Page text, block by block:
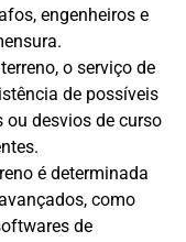
engenheiros e
o serviço de
de possíveis
ou desvios de curso
é determinada
como
de